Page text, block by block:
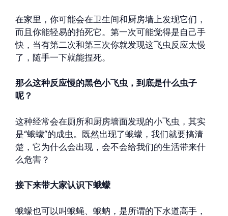
在家里，你可能会在卫生间和厨房墙上发现它们，
而且你能轻易的拍死它。第一次可能觉得是自己手
快，当有第二次和第三次你就发现这飞虫反应太慢
了，随手一下就能捏死。
那么这种反应慢的黑色小飞虫，到底是什么虫子
呢？
这种经常会在厕所和厨房墙面发现的小飞虫，其实
是“蛾蠓”的成虫。既然出现了蛾蠓，我们就要搞清
楚，它为什么会出现，会不会给我们的生活带来什
么危害？
接下来带大家认识下蛾蠓
蛾蠓也可以叫蛾蝇、蛾蚋，是所谓的下水道高手，